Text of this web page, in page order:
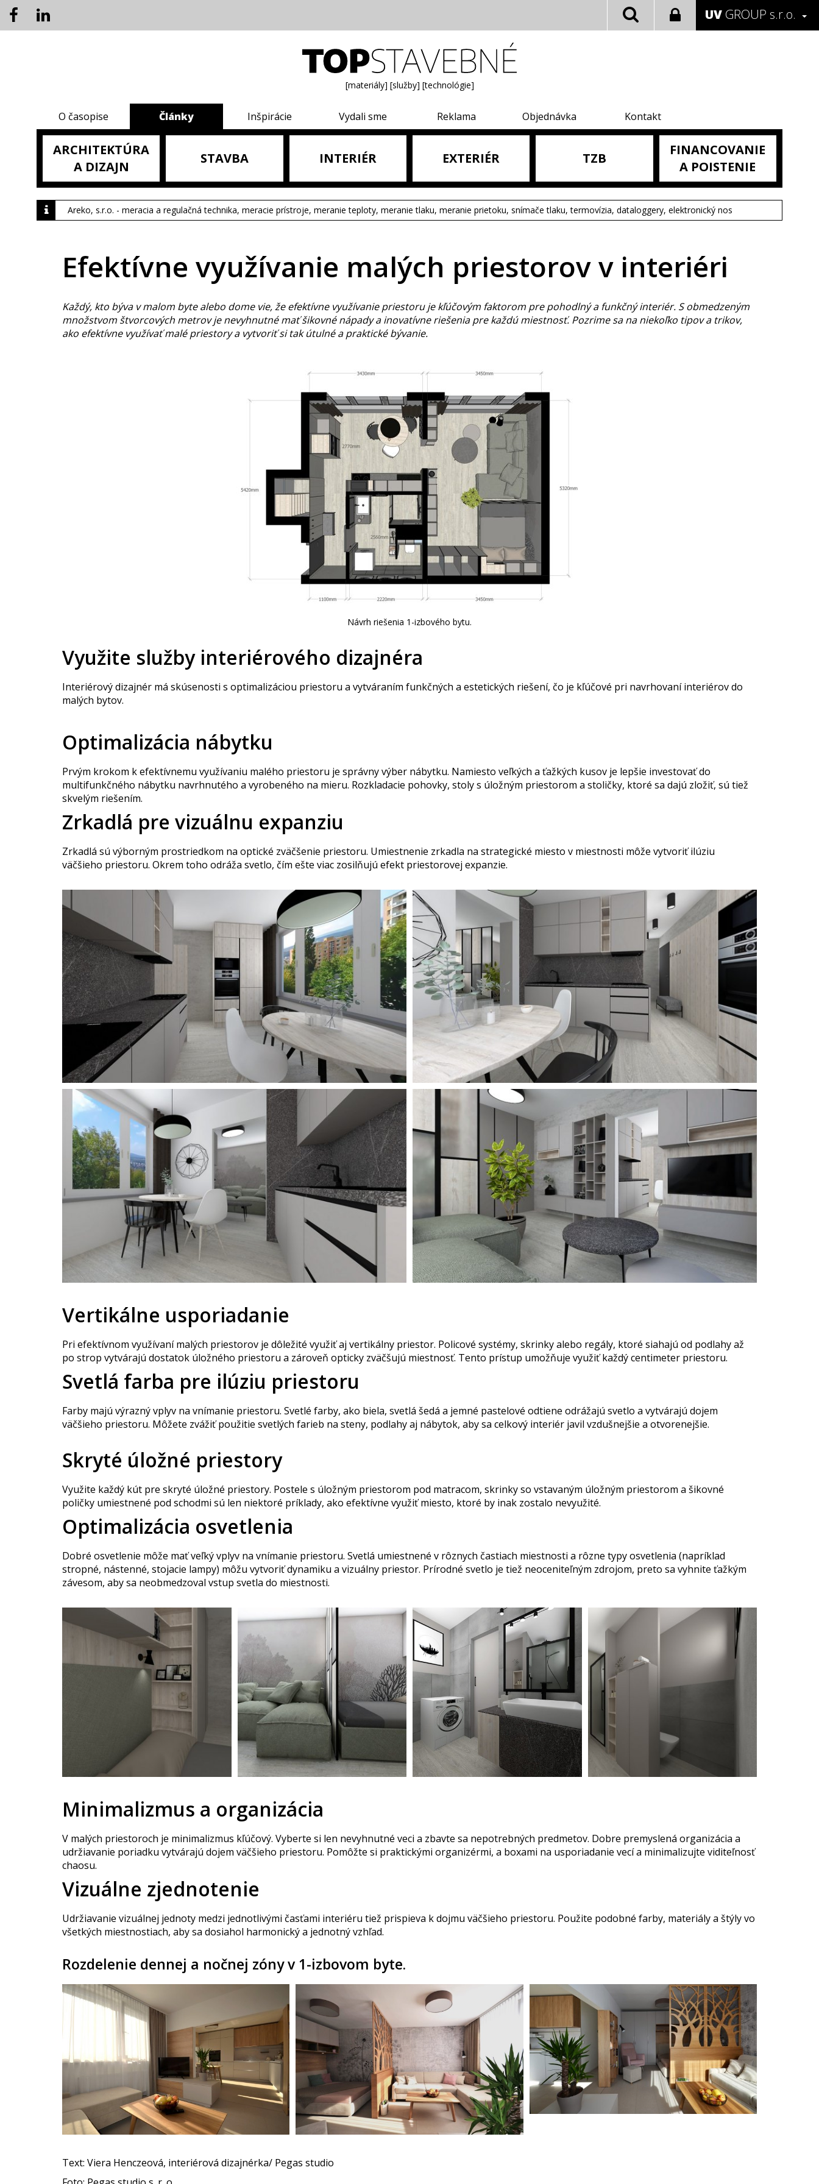
UV GROUP s.r.o.
[materiály] [služby] [technológie]
O časopise Články Inšpirácie Vydali sme Reklama Objednávka Kontakt
ARCHITEKTÚRA
A DIZAJN
STAVBA INTERIÉR EXTERIÉR TZB
FINANCOVANIE
A POISTENIE
Areko, s.r.o. - meracia a regulačná technika, meracie prístroje, meranie teploty, meranie tlaku, meranie prietoku, snímače tlaku, termovízia, dataloggery, elektronický nos
Efektívne využívanie malých priestorov v interiéri
Každý, kto býva v malom byte alebo dome vie, že efektívne využívanie priestoru je kľúčovým faktorom pre pohodlný a funkčný interiér. S obmedzeným
množstvom štvorcových metrov je nevyhnutné mať šikovné nápady a inovatívne riešenia pre každú miestnosť. Pozrime sa na niekoľko tipov a trikov,
ako efektívne využívať malé priestory a vytvoriť si tak útulné a praktické bývanie.
Návrh riešenia 1-izbového bytu.
Využite služby interiérového dizajnéra
Interiérový dizajnér má skúsenosti s optimalizáciou priestoru a vytváraním funkčných a estetických riešení, čo je kľúčové pri navrhovaní interiérov do
malých bytov.
Optimalizácia nábytku
Prvým krokom k efektívnemu využívaniu malého priestoru je správny výber nábytku. Namiesto veľkých a ťažkých kusov je lepšie investovať do
multifunkčného nábytku navrhnutého a vyrobeného na mieru. Rozkladacie pohovky, stoly s úložným priestorom a stoličky, ktoré sa dajú zložiť, sú tiež
skvelým riešením.
Zrkadlá pre vizuálnu expanziu
Zrkadlá sú výborným prostriedkom na optické zväčšenie priestoru. Umiestnenie zrkadla na strategické miesto v miestnosti môže vytvoriť ilúziu
väčšieho priestoru. Okrem toho odráža svetlo, čím ešte viac zosilňujú efekt priestorovej expanzie.
Vertikálne usporiadanie
Pri efektívnom využívaní malých priestorov je dôležité využiť aj vertikálny priestor. Policové systémy, skrinky alebo regály, ktoré siahajú od podlahy až
po strop vytvárajú dostatok úložného priestoru a zároveň opticky zväčšujú miestnosť. Tento prístup umožňuje využiť každý centimeter priestoru.
Svetlá farba pre ilúziu priestoru
Farby majú výrazný vplyv na vnímanie priestoru. Svetlé farby, ako biela, svetlá šedá a jemné pastelové odtiene odrážajú svetlo a vytvárajú dojem
väčšieho priestoru. Môžete zvážiť použitie svetlých farieb na steny, podlahy aj nábytok, aby sa celkový interiér javil vzdušnejšie a otvorenejšie.
Skryté úložné priestory
Využite každý kút pre skryté úložné priestory. Postele s úložným priestorom pod matracom, skrinky so vstavaným úložným priestorom a šikovné
poličky umiestnené pod schodmi sú len niektoré príklady, ako efektívne využiť miesto, ktoré by inak zostalo nevyužité.
Optimalizácia osvetlenia
Dobré osvetlenie môže mať veľký vplyv na vnímanie priestoru. Svetlá umiestnené v rôznych častiach miestnosti a rôzne typy osvetlenia (napríklad
stropné, nástenné, stojacie lampy) môžu vytvoriť dynamiku a vizuálny priestor. Prírodné svetlo je tiež neoceniteľným zdrojom, preto sa vyhnite ťažkým
závesom, aby sa neobmedzoval vstup svetla do miestnosti.
Minimalizmus a organizácia
V malých priestoroch je minimalizmus kľúčový. Vyberte si len nevyhnutné veci a zbavte sa nepotrebných predmetov. Dobre premyslená organizácia a
udržiavanie poriadku vytvárajú dojem väčšieho priestoru. Pomôžte si praktickými organizérmi, a boxami na usporiadanie vecí a minimalizujte viditeľnosť
chaosu.
Vizuálne zjednotenie
Udržiavanie vizuálnej jednoty medzi jednotlivými časťami interiéru tiež prispieva k dojmu väčšieho priestoru. Použite podobné farby, materiály a štýly vo
všetkých miestnostiach, aby sa dosiahol harmonický a jednotný vzhľad.
Rozdelenie dennej a nočnej zóny v 1-izbovom byte.
Text: Viera Henczeová, interiérová dizajnérka/ Pegas studio